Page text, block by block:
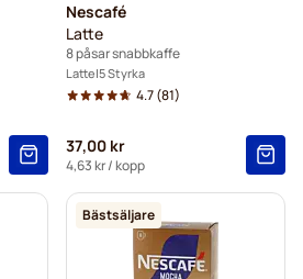
Nescafé
Latte
8 påsar snabbkaffe
Latte 5 Styrka
4.7(81)
37,00 kr
4,63 kr/ kopp
Bästsäljare